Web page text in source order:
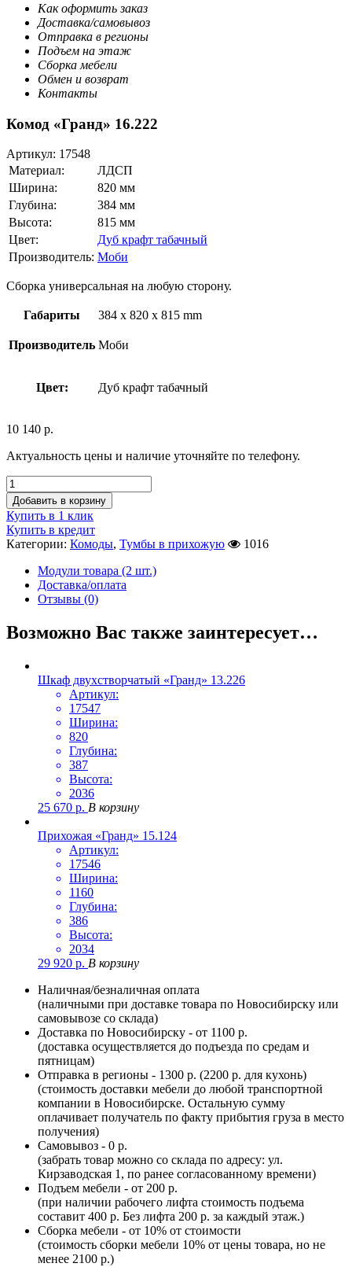
Как оформить заказ
Доставка/самовывоз
Отправка в регионы
Подъем на этаж
Сборка мебели
Обмен и возврат
Контакты
Комод «Гранд» 16.222
Артикул: 17548
Материал:
ЛДСП
Ширина:
820 мм
Глубина:
384 мм
Высота:
815 мм
Цвет:
Дуб крафт табачный
Производитель: Моби
Сборка универсальная на любую сторону.
Габариты 384 x 820 x 815 mm
Производитель Моби
Цвет: Дуб крафт табачный
10 140 р.
Актуальность цены и наличие уточняйте по телефону.
Добавить в корзину
Купить в 1 клик
Купить в кредит
Категории: Комоды, Тумбы в прихожую
1016
Модули товара (2 шт.)
Доставка/оплата
Отзывы (0)
Возможно Вас также заинтересует…
Шкаф двухстворчатый «Гранд» 13.226
Артикул:
17547
Ширина:
820
Глубина:
387
Высота:
2036
25 670 р. В корзину
Прихожая «Гранд» 15.124
Артикул:
17546
Ширина:
1160
Глубина:
386
Высота:
2034
29 920 р. В корзину
Наличная/безналичная оплата
(наличными при доставке товара по Новосибирску или
самовывозе со склада)
Доставка по Новосибирску - от 1100 р.
(доставка осуществляется до подъезда по средам и
пятницам)
Отправка в регионы - 1300 р. (2200 р. для кухонь)
(стоимость доставки мебели до любой транспортной
компании в Новосибирске. Остальную сумму
оплачивает получатель по факту прибытия груза в место
получения)
Самовывоз - 0 р.
(забрать товар можно со склада по адресу: ул.
Кирзаводская 1, по ранее согласованному времени)
Подъем мебели - от 200 р.
(при наличии рабочего лифта стоимость подъема
составит 400 р. Без лифта 200 р. за каждый этаж.)
Сборка мебели - от 10% от стоимости
(стоимость сборки мебели 10% от цены товара, но не
менее 2100 р.)